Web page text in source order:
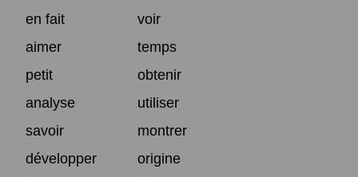
en fait
voir
aimer
temps
petit
obtenir
analyse
utiliser
savoir
montrer
développer
origine